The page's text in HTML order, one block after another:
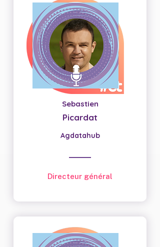
Sebastien
Picardat
Agdatahub
Directeur général